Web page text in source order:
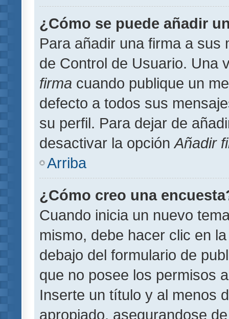
¿Cómo se puede añadir
Para añadir una firma a sus
de Control de Usuario. Una
firma cuando publique un
defecto a todos sus
su perfil. Para dejar de
desactivar la opción Añadir
Arriba
¿Cómo creo una
Cuando inicia un nuevo
mismo, debe hacer clic en
debajo del formulario de
que no posee los permisos
Inserte un título y al menos
apropiado, asegurandose